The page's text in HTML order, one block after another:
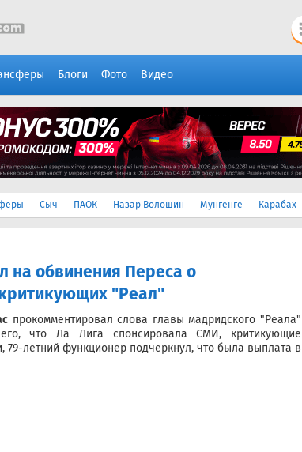
Блоги Фото Видео
Сыч ПАОК Назар Волошин Мунгенге Карабах
на обвинения Переса о
"Реал"
прокомментировал слова главы мадридского "Реала"
что Ла Лига спонсировала СМИ, критикующие
79-летний функционер подчеркнул, что была выплата в